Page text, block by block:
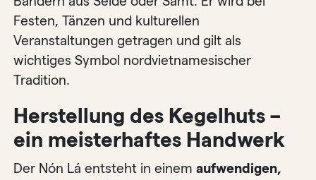
Festen, Tänzen und kulturellen
Veranstaltungen getragen und gilt als
wichtiges Symbol nordvietnamesischer
Tradition.
Herstellung des Kegelhuts –
ein meisterhaftes Handwerk
Der Nón Lá entsteht in einemaufwendigen,